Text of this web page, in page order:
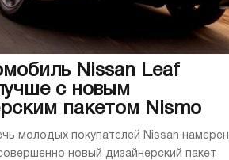
Nissan Leaf
с новым
пакетом Nismo
молодых покупателей Nissan намерен
новый дизайнерский пакет